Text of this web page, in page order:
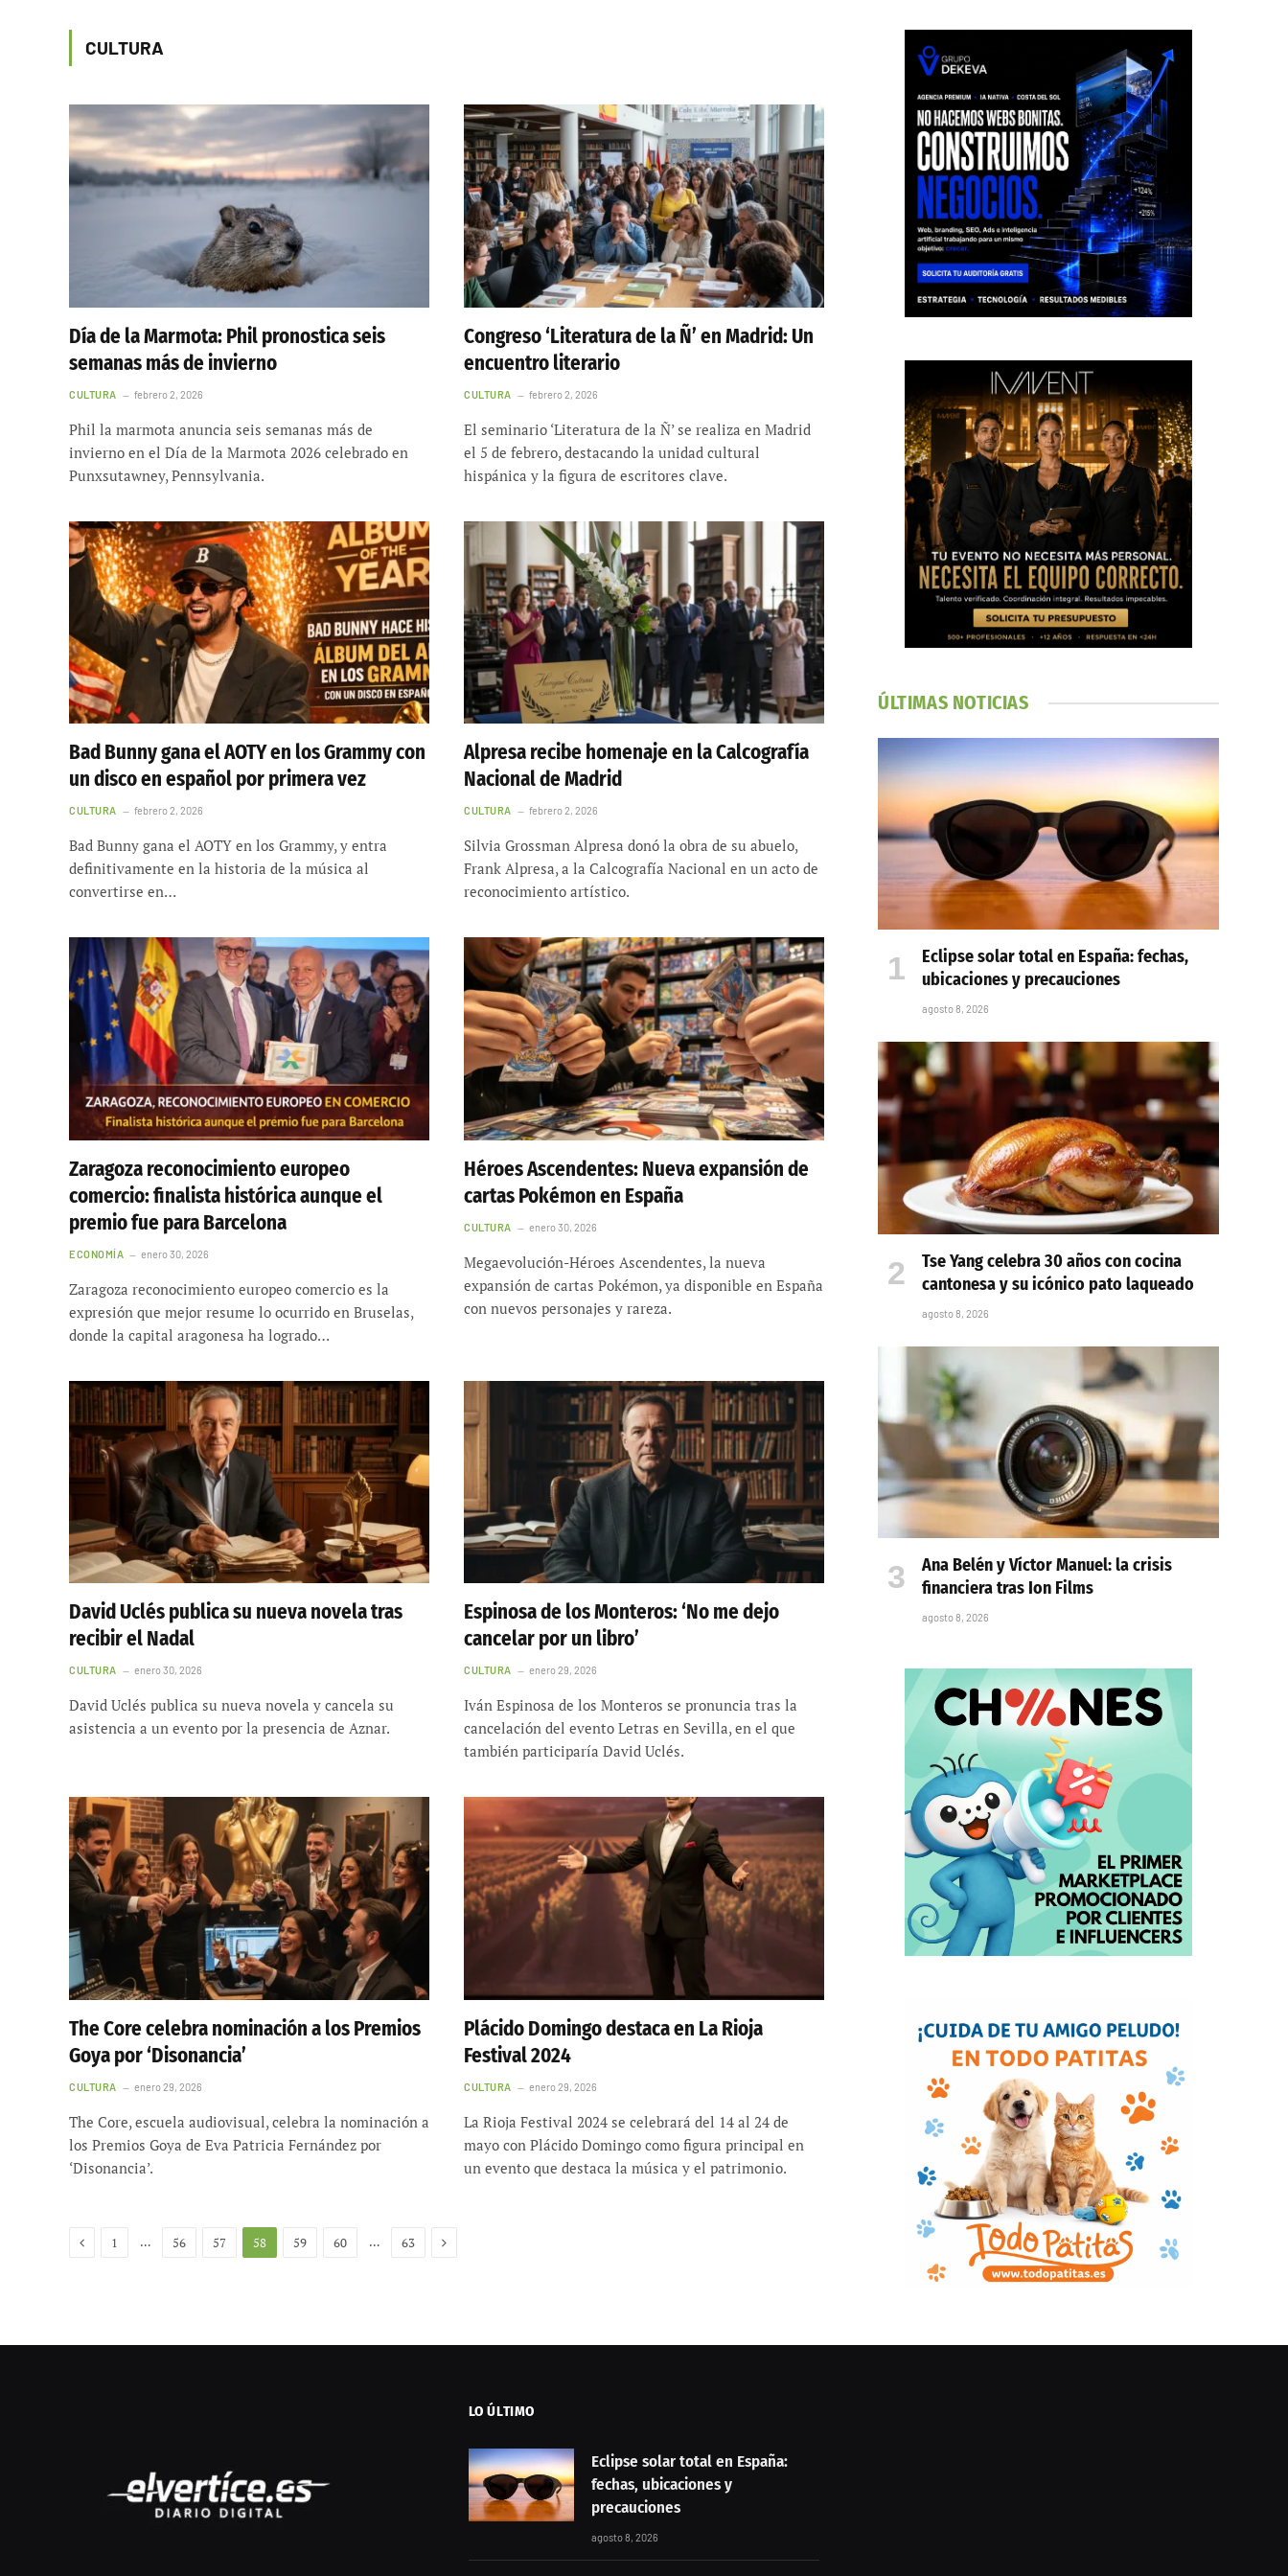
CULTURA
Día de la Marmota: Phil pronostica seis
semanas más de invierno
CULTURA febrero 2, 2026
Phil la marmota anuncia seis semanas más de
invierno en el Día de la Marmota 2026 celebrado en
Punxsutawney, Pennsylvania.
Congreso ‘Literatura de la Ñ’ en Madrid: Un
encuentro literario
CULTURA febrero 2, 2026
El seminario ‘Literatura de la Ñ’ se realiza en Madrid
el 5 de febrero, destacando la unidad cultural
hispánica y la figura de escritores clave.
Bad Bunny gana el AOTY en los Grammy con
un disco en español por primera vez
CULTURA febrero 2, 2026
Bad Bunny gana el AOTY en los Grammy, y entra
definitivamente en la historia de la música al
convertirse en…
Alpresa recibe homenaje en la Calcografía
Nacional de Madrid
CULTURA febrero 2, 2026
Silvia Grossman Alpresa donó la obra de su abuelo,
Frank Alpresa, a la Calcografía Nacional en un acto de
reconocimiento artístico.
Zaragoza reconocimiento europeo
comercio: finalista histórica aunque el
premio fue para Barcelona
ECONOMÍA enero 30, 2026
Zaragoza reconocimiento europeo comercio es la
expresión que mejor resume lo ocurrido en Bruselas,
donde la capital aragonesa ha logrado…
Héroes Ascendentes: Nueva expansión de
cartas Pokémon en España
CULTURA enero 30, 2026
Megaevolución-Héroes Ascendentes, la nueva
expansión de cartas Pokémon, ya disponible en España
con nuevos personajes y rareza.
David Uclés publica su nueva novela tras
recibir el Nadal
CULTURA enero 30, 2026
David Uclés publica su nueva novela y cancela su
asistencia a un evento por la presencia de Aznar.
Espinosa de los Monteros: ‘No me dejo
cancelar por un libro’
CULTURA enero 29, 2026
Iván Espinosa de los Monteros se pronuncia tras la
cancelación del evento Letras en Sevilla, en el que
también participaría David Uclés.
The Core celebra nominación a los Premios
Goya por ‘Disonancia’
CULTURA enero 29, 2026
The Core, escuela audiovisual, celebra la nominación a
los Premios Goya de Eva Patricia Fernández por
‘Disonancia’.
Plácido Domingo destaca en La Rioja
Festival 2024
CULTURA enero 29, 2026
La Rioja Festival 2024 se celebrará del 14 al 24 de
mayo con Plácido Domingo como figura principal en
un evento que destaca la música y el patrimonio.
Anterior
1 … 56 57 58 59 60 … 63 Siguiente
ÚLTIMAS NOTICIAS
Eclipse solar total en España: fechas,
ubicaciones y precauciones
agosto 8, 2026
Tse Yang celebra 30 años con cocina
cantonesa y su icónico pato laqueado
agosto 8, 2026
Ana Belén y Víctor Manuel: la crisis
financiera tras Ion Films
agosto 8, 2026
LO ÚLTIMO
Eclipse solar total en España:
fechas, ubicaciones y
precauciones
agosto 8, 2026